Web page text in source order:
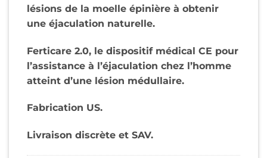
lésions de la moelle épinière à obtenir
une éjaculation naturelle.
Ferticare 2.0, le dispositif médical CE pour
l’assistance à l’éjaculation chez l’homme
atteint d’une lésion médullaire.
Fabrication US.
Livraison discrète et SAV.